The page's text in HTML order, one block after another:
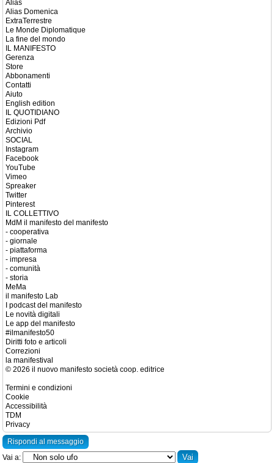
Alias
Alias Domenica
ExtraTerrestre
Le Monde Diplomatique
La fine del mondo
IL MANIFESTO
Gerenza
Store
Abbonamenti
Contatti
Aiuto
English edition
IL QUOTIDIANO
Edizioni Pdf
Archivio
SOCIAL
Instagram
Facebook
YouTube
Vimeo
Spreaker
Twitter
Pinterest
IL COLLETTIVO
MdM il manifesto del manifesto
- cooperativa
- giornale
- piattaforma
- impresa
- comunità
- storia
MeMa
il manifesto Lab
I podcast del manifesto
Le novità digitali
Le app del manifesto
#ilmanifesto50
Diritti foto e articoli
Correzioni
la manifestival
© 2026 il nuovo manifesto società coop. editrice
Termini e condizioni
Cookie
Accessibilità
TDM
Privacy
Rispondi al messaggio
Vai a: